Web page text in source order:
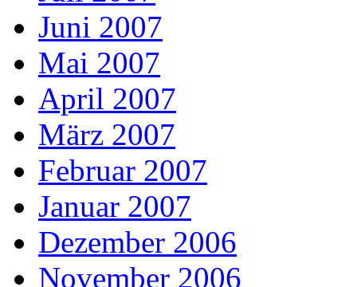
Juni 2007
Mai 2007
April 2007
März 2007
Februar 2007
Januar 2007
Dezember 2006
November 2006